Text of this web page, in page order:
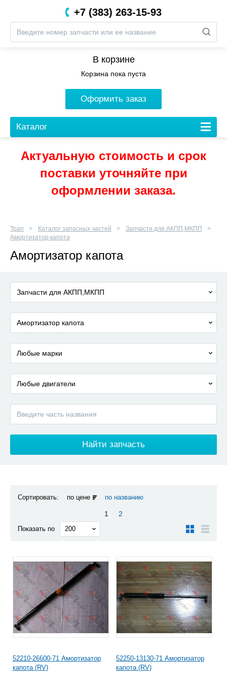
8 (800) 201-05-06
+7 (383) 263-15-93
В корзине
Корзина пока пуста
Оформить заказ
Каталог
Актуальную стоимость и срок
поставки уточняйте при
оформлении заказа.
Трап Каталог запасных частей
Запчасти для АКПП,МКПП
Амортизатор капота
Амортизатор капота
Сортировать: по цене по названию
1 2
Показать по
52210-26600-71 Амортизатор
капота (RV)
52250-13130-71 Амортизатор
капота (RV)